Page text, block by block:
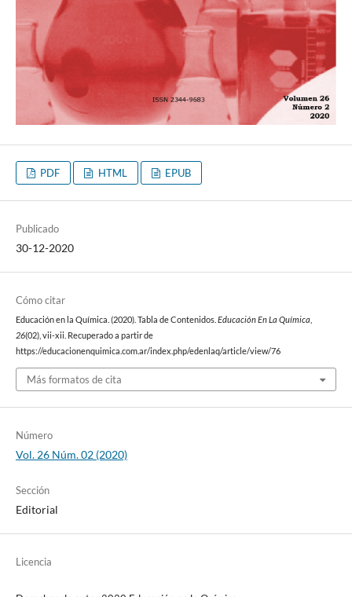
PDF HTML EPUB
Publicado
30-12-2020
Cómo citar
Educación en la Química. (2020). Tabla de Contenidos. Educación En La Química
26(02), vii-xii. Recuperado a partir de
https://educacionenquimica.com.ar/index.php/edenlaq/article/view/76
Más formatos de cita
Número
Vol. 26 Núm. 02 (2020)
Sección
Editorial
Licencia